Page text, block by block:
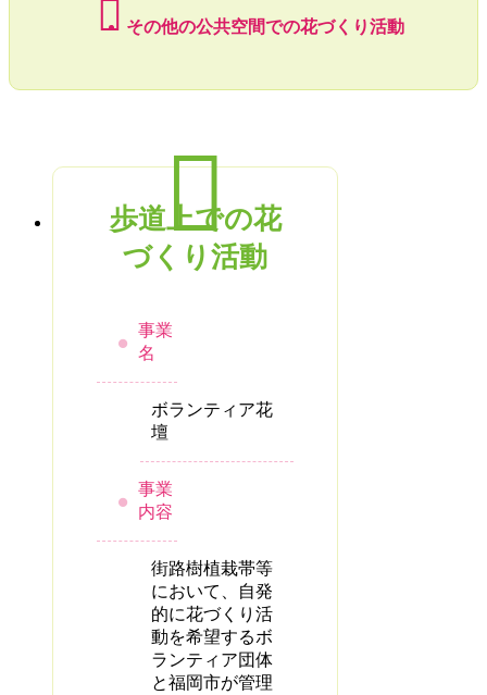
その他の公共空間での花づくり活動
歩道上での花
づくり活動
事業
名
ボランティア花
壇
事業
内容
街路樹植栽帯等
において、自発
的に花づくり活
動を希望するボ
ランティア団体
と福岡市が管理